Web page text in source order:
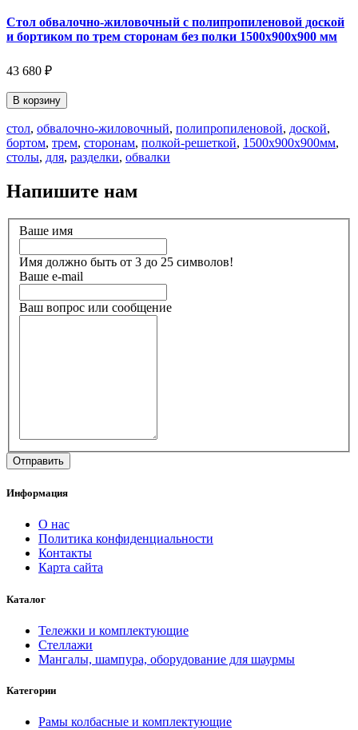
Стол обвалочно-жиловочный с полипропиленовой доской
и бортиком по трем сторонам без полки 1500х900х900 мм
43 680 ₽
В корзину
стол, обвалочно-жиловочный, полипропиленовой, доской,
бортом, трем, сторонам, полкой-решеткой, 1500х900х900мм,
столы, для, разделки, обвалки
Напишите нам
Ваше имя
Имя должно быть от 3 до 25 символов!
Ваше e-mail
Ваш вопрос или сообщение
Информация
О нас
Политика конфиденциальности
Контакты
Карта сайта
Каталог
Тележки и комплектующие
Стеллажи
Мангалы, шампура, оборудование для шаурмы
Категории
Рамы колбасные и комплектующие